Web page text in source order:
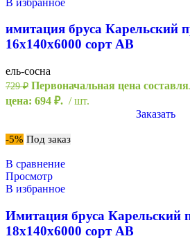
имитация бруса Карельский
16х140х6000 сорт АВ
ель-сосна
729₽ Первоначальная цена
цена: 694 ₽.
шт.
Заказать
-5% Под заказ
В сравнение
Просмотр
В избранное
Имитация бруса Карельский
18х140х6000 сорт АВ